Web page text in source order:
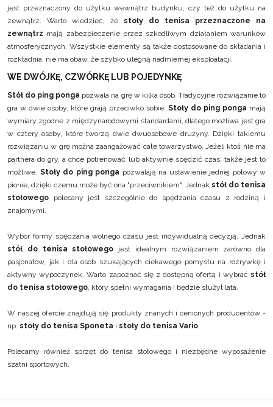
jest przeznaczony do użytku wewnątrz budynku, czy też do użytku na
zewnątrz. Warto wiedzieć, że stoły do tenisa przeznaczone na
zewnątrz mają zabezpieczenie przez szkodliwym działaniem warunków
atmosferycznych. Wszystkie elementy są także dostosowane do składania i
rozkładnia, nie ma obaw, że szybko ulegną nadmiernej eksploatacji.
WE DWÓJKĘ, CZWÓRKĘ LUB POJEDYNKĘ
Stół do ping ponga pozwala na grę w kilka osób. Tradycyjne rozwiązanie to
gra w dwie osoby, które grają przeciwko sobie. Stoły do ping ponga mają
wymiary zgodne z międzynarodowymi standardami, dlatego możliwa jest gra
w cztery osoby, które tworzą dwie dwuosobowe drużyny. Dzięki takiemu
rozwiązaniu w grę można zaangażować całe towarzystwo. Jeżeli ktoś nie ma
partnera do gry, a chce potrenować lub aktywnie spędzić czas, także jest to
możliwe. Stoły do ping ponga pozwalają na ustawienie jednej połowy w
pionie, dzięki czemu może być ona "przeciwnikiem". Jednak stół do tenisa
stołowego polecany jest szczególnie do spędzania czasu z rodziną i
znajomymi.
Wybór formy spędzania wolnego czasu jest indywidualną decyzją. Jednak
stół do tenisa stołowego jest idealnym rozwiązaniem zarówno dla
pasjonatów, jak i dla osób szukających ciekawego pomysłu na rozrywkę i
aktywny wypoczynek. Warto zapoznać się z dostępną ofertą i wybrać stół
do tenisa stołowego, który spełni wymagania i będzie służył lata.
W naszej ofercie znajdują się produkty znanych i cenionych producentów -
np. stoły do tenisa Sponeta i stoły do tenisa Vario.
Polecamy również sprzęt do tenisa stołowegoi niezbędne wyposażenie
szatni sportowych.